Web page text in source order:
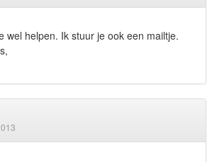
wel helpen. Ik stuur je ook een mailtje.